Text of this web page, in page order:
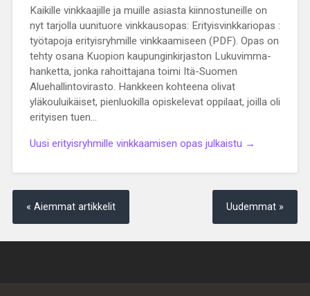
Kaikille vinkkaajille ja muille asiasta kiinnostuneille on
nyt tarjolla uunituore vinkkausopas: Erityisvinkkariopas :
työtapoja erityisryhmille vinkkaamiseen (PDF). Opas on
tehty osana Kuopion kaupunginkirjaston Lukuvimma-
hanketta, jonka rahoittajana toimi Itä-Suomen
Aluehallintovirasto. Hankkeen kohteena olivat
yläkouluikäiset, pienluokilla opiskelevat oppilaat, joilla oli
erityisen tuen…
Uusi erityisryhmille vinkkaamisen opas julkaistu →
« Aiemmat artikkelit Uudemmat »